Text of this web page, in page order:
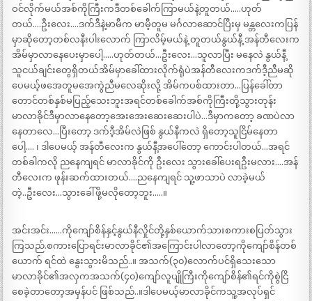
ဝင်လိုက်မယ်အစ်ကိုကြီးကဒီတစ်ခေါက်ကြာမယ်နဲ့တူတယ်…..ဟုတ်
တယ်….ဦးလေး….ဒက်ဒီနဲ့မာမီက မာမီ့တူမ မင်္ဂလာဆောင်ပြီးမှ မန္တလေးကပြန်
မှာဆိုတော့တစ်လနီးပါးလောက် ကြာလိမ့်မယ်နဲ့ တူတယ်နွယ်နီ့ အန်တီလေးက
အိမ်မှာလာနေပေးမှာပေါ့…..ဟုတ်တယ်…ဦးလေး…သူလာပြီး မနေလဲ နွယ်နီ့
သူငယ်ချင်းတွေရှိတယ်အိမ်မှာခေါ်ထားလိုက်ရုံပဲအန်တီလေးကဒက်ဒီ့ညီမဆို
ပေမယ့်ဖအေတူမအေကွဲညီမလေဆိုးလို့ အိမ်ကပစ်ထားတာ…ပြန်ခေါ်တာ
တောင်တစ်နှစ်မပြည့်သေးဘူးအရင်တစ်ခေါက်အစ်ကိုကြီးတို့သွားတုန်း
မာလာခိုင်ဒီမှာလာနေတော့အေးအေးဆေးဆေးပါပဲ…ဒီမှာကတော့ ခဏပဲလာ
နေတာလေ…ပြီးတော့ ဒက်ဒီ့အိမ်လဲဖြစ် နွယ်နီကလဲ ရှိတော့သူငြိမ်နေတာ
ပေါ့…. ၊ ဒါပေမယ့် အန်တီလေးက နွယ်နီ့အပေါ်တော့ ကောင်းပါတယ်…အရင်
တစ်ခါကလို ညနေကျရင် မာလာခိုင်ကို ဦးလေး သွားခေါ်ပေးရဦးမလား….အန်
တီလေးက ဖုန်းဆက်ထားတယ်….ညနေကျရင် သူ့ဖာသာပဲ လာခဲ့မယ်
တဲ့..ဦးလေး…သွားခေါ်ဖို့မလိုတော့ဘူး…..။
အင်းအင်း……ကိုကျော်စိန်နှင့်နွယ်နီလှိုင်တို့နှစ်ယောက်သားစကားစပြတ်သွား
ကြသည်.စကားပြောရင်းမာလာခိုင်၏အကြောင်းပါလာတော့ကိုကျော်စိန်တစ်
ယောက် ရင်ထဲ နွေးသွားမိသည်..။ အသက်(၃၀)လောက်ပင်ရှိသေးသော
မာလာခိုင်၏အလှကအသက်(၄၀)ကျော်လူပျိုကြီးကိုကျော်စိန်၏ရင်ကိုစွဲငြိ
စေခဲ့တာတော့အမှန်ပင် ဖြစ်သည်..။ဒါပေမယ့်မာလာခိုင်ကသူ့အလုပ်ရှင်